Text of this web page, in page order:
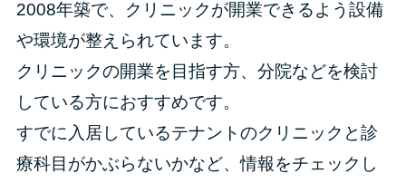
2008年築で、クリニックが開業できるよう設備
や環境が整えられています。
クリニックの開業を目指す方、分院などを検討
している方におすすめです。
すでに入居しているテナントのクリニックと診
療科目がかぶらないかなど、情報をチェックし